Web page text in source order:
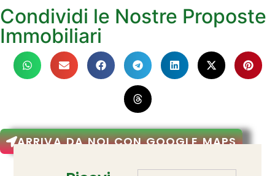
Condividi le Nostre Proposte
Immobiliari
ARRIVA DA NOI CON GOOGLE MAPS